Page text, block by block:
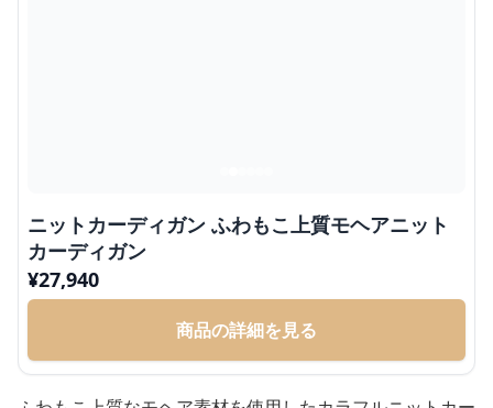
ニットカーディガン ふわもこ上質モヘアニット
カーディガン
¥27,940
商品の詳細を見る